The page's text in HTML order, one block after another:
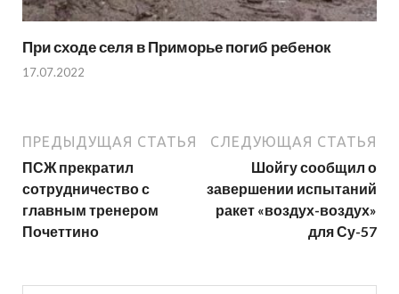
При сходе селя в Приморье погиб ребенок
17.07.2022
ПРЕДЫДУЩАЯ СТАТЬЯ
ПСЖ прекратил
сотрудничество с
главным тренером
Почеттино
СЛЕДУЮЩАЯ СТАТЬЯ
Шойгу сообщил о
завершении испытаний
ракет «воздух-воздух»
для Су-57